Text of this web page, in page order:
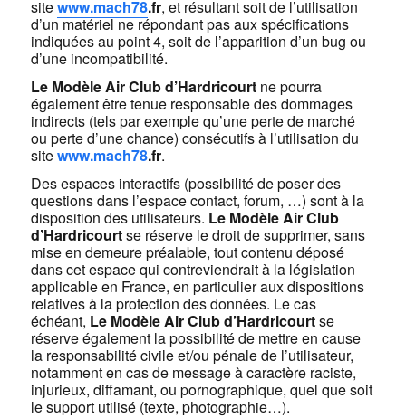
sitewww.mach78.fr, et résultant soit de l’utilisation
d’un matériel ne répondant pas aux spécifications
indiquées au point 4, soit de l’apparition d’un bug ou
d’une incompatibilité.
Le Modèle Air Club d’Hardricourt ne pourra
également être tenue responsable des dommages
indirects (tels par exemple qu’une perte de marché
ou perte d’une chance) consécutifs à l’utilisation du
sitewww.mach78.fr.
Des espaces interactifs (possibilité de poser des
questions dans l’espace contact, forum, …) sont à la
disposition des utilisateurs. Le Modèle Air Club
d’Hardricourtse réserve le droit de supprimer, sans
mise en demeure préalable, tout contenu déposé
dans cet espace qui contreviendrait à la législation
applicable en France, en particulier aux dispositions
relatives à la protection des données. Le cas
échéant, Le Modèle Air Club d’Hardricourtse
réserve également la possibilité de mettre en cause
la responsabilité civile et/ou pénale de l’utilisateur,
notamment en cas de message à caractère raciste,
injurieux, diffamant, ou pornographique, quel que soit
le support utilisé (texte, photographie…).